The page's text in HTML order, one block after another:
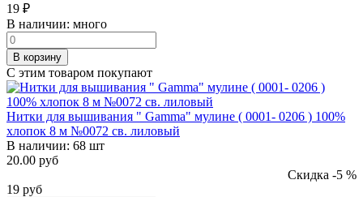
19 ₽
В наличии: много
В корзину
С этим товаром покупают
Нитки для вышивания " Gamma" мулине ( 0001- 0206 ) 100%
хлопок 8 м №0072 св. лиловый
В наличии: 68 шт
20.00 руб
Скидка -5 %
19 руб